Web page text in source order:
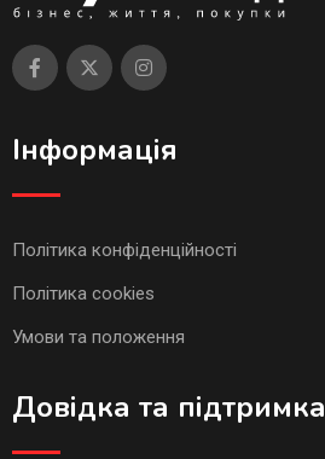
Інформація
Політика конфіденційності
Політика cookies
Умови та положення
Довідка та підтримка